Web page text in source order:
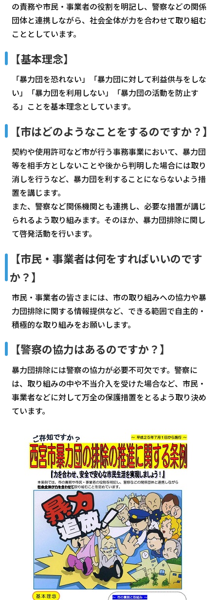
の責務や市民・事業者の役割を明記し、警察などの関係
団体と連携しながら、社会全体が力を合わせて取り組む
こととしています。
【基本理念】
「暴力団を恐れない」「暴力団に対して利益供与をしな
い」「暴力団を利用しない」「暴力団の活動を防止す
る」ことを基本理念としています。
【市はどのようなことをするのですか？】
契約や使用許可など市が行う事務事業において、暴力団
等を相手方としないことや後から判明した場合には取り
消しを行うなど、暴力団を利することにならないよう措
置を講じます。
また、警察など関係機関とも連携し、必要な措置が講じ
られるよう取り組みます。そのほか、暴力団排除に関し
て啓発活動を行います。
【市民・事業者は何をすればいいのです
か？】
市民・事業者の皆さまには、市の取り組みへの協力や暴
力団排除に関する情報提供など、できる範囲で自主的・
積極的な取り組みをお願いします。
【警察の協力はあるのですか？】
暴力団排除には警察の協力が必要不可欠です。警察に
は、取り組みの中や不当介入を受けた場合など、市民・
事業者などに対して万全の保護措置をとるよう取り決め
ています。